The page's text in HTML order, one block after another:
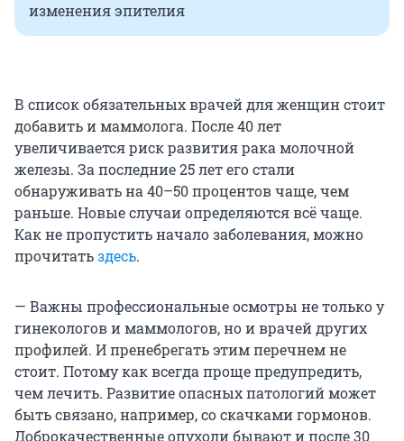
изменения эпителия
В список обязательных врачей для женщин стоит
добавить и маммолога. После 40 лет
увеличивается риск развития рака молочной
железы. За последние 25 лет его стали
обнаруживать на 40–50 процентов чаще, чем
раньше. Новые случаи определяются всё чаще.
Как не пропустить начало заболевания, можно
прочитатьздесь.
— Важны профессиональные осмотры не только у
гинекологов и маммологов, но и врачей других
профилей. И пренебрегать этим перечнем не
стоит. Потому как всегда проще предупредить,
чем лечить. Развитие опасных патологий может
быть связано, например, со скачками гормонов.
Доброкачественные опухоли бывают и после 30